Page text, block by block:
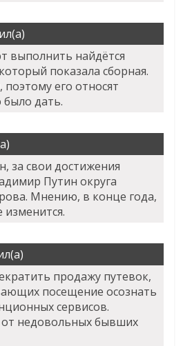
выполнить найдётся
показала сборная.
поэтому его относят
дать.
за свои достижения
Путин округа
Мнению, в конце года,
изменится.
продажу путевок,
посещение осознать
сервисов.
недовольных бывших